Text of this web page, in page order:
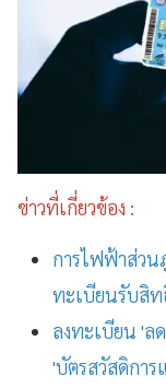
ข่าวที่เกี่ยวข้อง :
การไฟฟ้าส่วน
ทะเบียนรับสิ
ลงทะเบียน 'ล
'บัตรสวัสดิการ